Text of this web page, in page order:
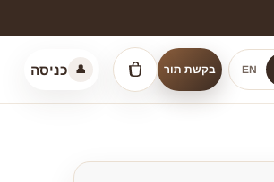
EN בקשת תור סל קניות 👤 כניסה